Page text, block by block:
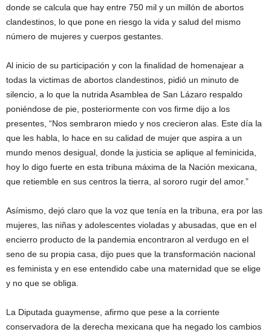
donde se calcula que hay entre 750 mil y un millón de abortos
clandestinos, lo que pone en riesgo la vida y salud del mismo
número de mujeres y cuerpos gestantes.
Al inicio de su participación y con la finalidad de homenajear a
todas la victimas de abortos clandestinos, pidió un minuto de
silencio, a lo que la nutrida Asamblea de San Lázaro respaldo
poniéndose de pie, posteriormente con vos firme dijo a los
presentes, “Nos sembraron miedo y nos crecieron alas. Este día la
que les habla, lo hace en su calidad de mujer que aspira a un
mundo menos desigual, donde la justicia se aplique al feminicida,
hoy lo digo fuerte en esta tribuna máxima de la Nación mexicana,
que retiemble en sus centros la tierra, al sororo rugir del amor.”
Asímismo, dejó claro que la voz que tenía en la tribuna, era por las
mujeres, las niñas y adolescentes violadas y abusadas, que en el
encierro producto de la pandemia encontraron al verdugo en el
seno de su propia casa, dijo pues que la transformación nacional
es feminista y en ese entendido cabe una maternidad que se elige
y no que se obliga.
La Diputada guaymense, afirmo que pese a la corriente
conservadora de la derecha mexicana que ha negado los cambios